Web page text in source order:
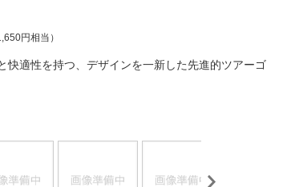
円相当）
快適性を持つ、デザインを一新した先進的ツアーゴ